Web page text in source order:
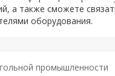
а также сможете
оборудования.
промышленности